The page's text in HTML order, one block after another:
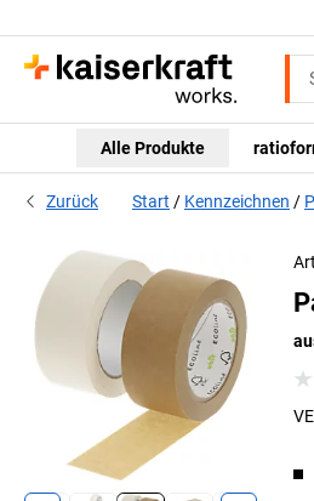
Alle Produkte
Zurück Start Kennzeichnen